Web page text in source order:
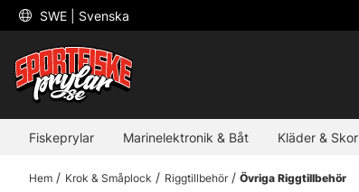
SWE | Svenska
Fiskeprylar Marinelektronik & Båt Kläder & Skor
Hem Krok & Småplock Riggtillbehör Övriga Riggtillbehör